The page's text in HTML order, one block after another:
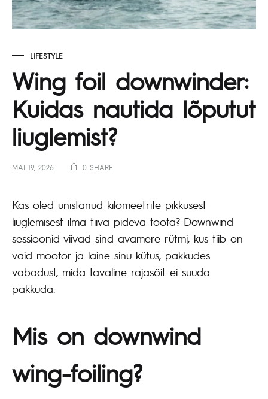
LIFESTYLE
Wing foil downwinder:
Kuidas nautida lõputut
liuglemist?
MAI 19, 2026 0 SHARE
Kas oled unistanud kilomeetrite pikkusest
liuglemisest ilma tiiva pideva tööta? Downwind
sessioonid viivad sind avamere rütmi, kus tiib on
vaid mootor ja laine sinu kütus, pakkudes
vabadust, mida tavaline rajasõit ei suuda
pakkuda.
Mis on downwind
wing-foiling?